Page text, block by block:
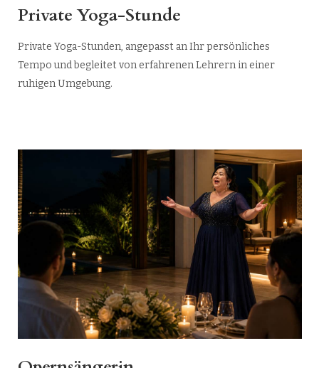
Private Yoga-Stunde
Private Yoga-Stunden, angepasst an Ihr persönliches
Tempo und begleitet von erfahrenen Lehrern in einer
ruhigen Umgebung.